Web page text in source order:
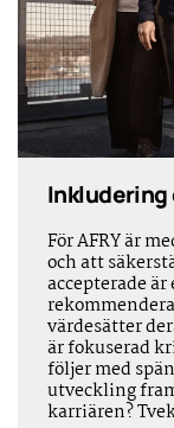
Inkludering
För AFRY är
och att
accepterade
värdesätter
är fokuserad
följer med
utveckling
karriären?